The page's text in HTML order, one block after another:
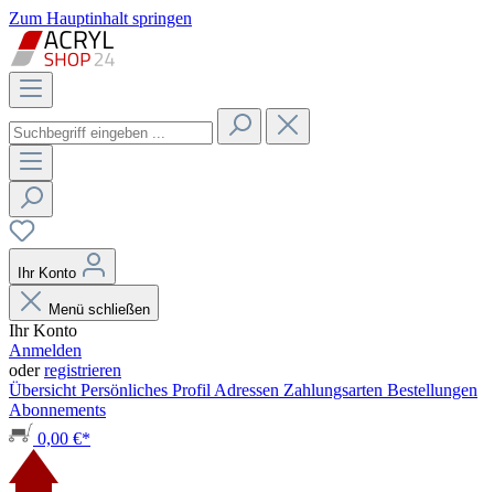
Zum Hauptinhalt springen
Ihr Konto
Menü schließen
Ihr Konto
Anmelden
oderregistrieren
Übersicht Persönliches Profil Adressen Zahlungsarten Bestellungen
Abonnements
0,00 €*